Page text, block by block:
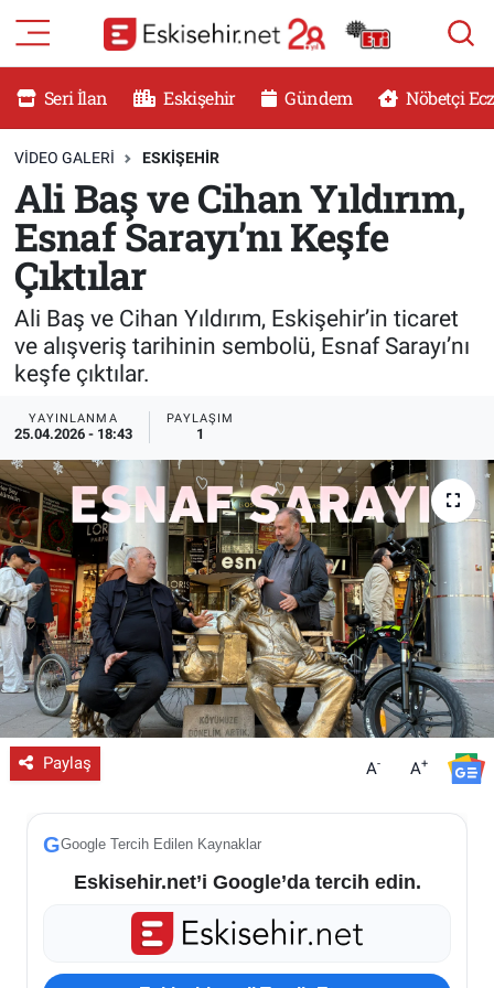
Seri İlan Eskişehir Gündem Nöbetçi
VIDEO GALERI ESKİŞEHİR
Ali Baş ve Cihan Yıldırım,
Esnaf Sarayı’nı Keşfe
Çıktılar
Ali Baş ve Cihan Yıldırım, Eskişehir’in ticaret
ve alışveriş tarihinin sembolü, Esnaf Sarayı’nı
keşfe çıktılar.
YAYINLANMA
25.04.2026 - 18:43
PAYLAŞIM
1
Paylaş A- A+
GGoogle Tercih Edilen Kaynaklar
Eskisehir.net’i Google’da tercih edin.
RESMİ İLANLAR
DÜNYA
SAĞLIK
MAGAZİN
KADIN
TEKNOLOJİ
YEMEK
ESKİŞEHİR NÖBETÇİ ECZANELER
Eskişehir Haber İçerikleri
Eskişehir Hava Durumu
Eskişehir Tramvay Saatleri
Eskişehir Otobüs Saatleri
Eskişehir Nöbetçi Eczaneler
Eskişehir Namaz Vakitleri
Eskişehir Trafik Yoğunluk Haritası
Süper Lig Puan Durumu ve Fikstür
Tüm Manşetler
Son Dakika Haberleri
Haber Arşivi